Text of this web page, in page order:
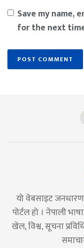
Save my name,
for the next
यो वेबसाइट
पोर्टल हो । नेपाली
खेल, विश्व, सूचना